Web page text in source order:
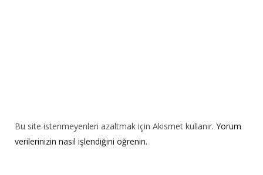
Bu site istenmeyenleri azaltmak için Akismet kullanır. Yorum
verilerinizin nasıl işlendiğini öğrenin.